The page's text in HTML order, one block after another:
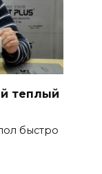
теплый
быстро